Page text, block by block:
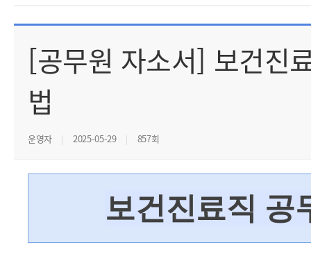
[공무원 자소서] 보건진
법
운영자 2025-05-29 857회
보건진료직 공